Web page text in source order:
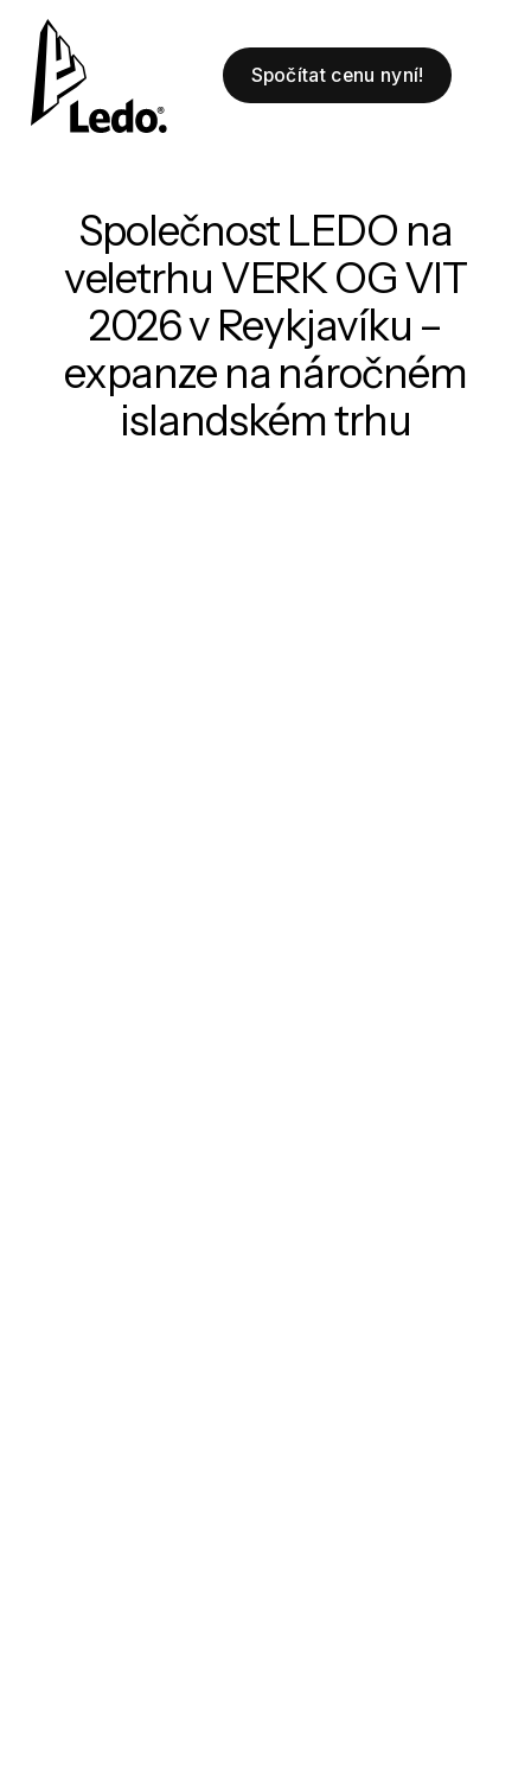
Spočítat cenu nyní!
Společnost LEDO na
veletrhu VERK OG VIT
2026 v Reykjavíku –
expanze na náročném
islandském trhu